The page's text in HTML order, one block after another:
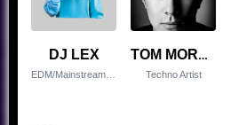
DJ LEX
TOM MORELLE
Techno Artist